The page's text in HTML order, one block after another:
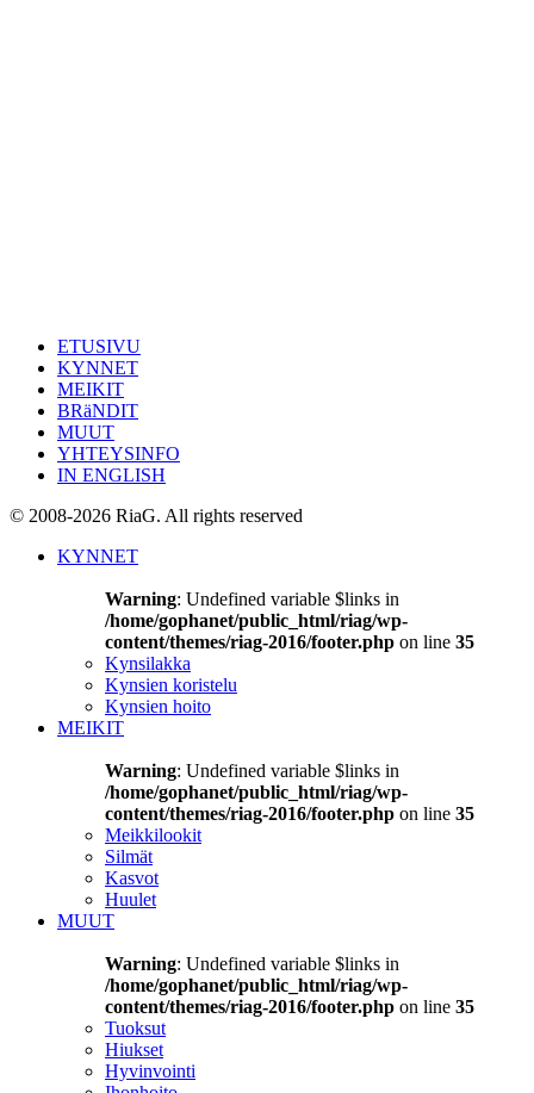
ETUSIVU
KYNNET
MEIKIT
BRäNDIT
MUUT
YHTEYSINFO
IN ENGLISH
© 2008-2026 RiaG. All rights reserved
KYNNET
Warning: Undefined variable $links in
/home/gophanet/public_html/riag/wp-
content/themes/riag-2016/footer.php on line 35
Kynsilakka
Kynsien koristelu
Kynsien hoito
MEIKIT
Warning: Undefined variable $links in
/home/gophanet/public_html/riag/wp-
content/themes/riag-2016/footer.php on line 35
Meikkilookit
Silmät
Kasvot
Huulet
MUUT
Warning: Undefined variable $links in
/home/gophanet/public_html/riag/wp-
content/themes/riag-2016/footer.php on line 35
Tuoksut
Hiukset
Hyvinvointi